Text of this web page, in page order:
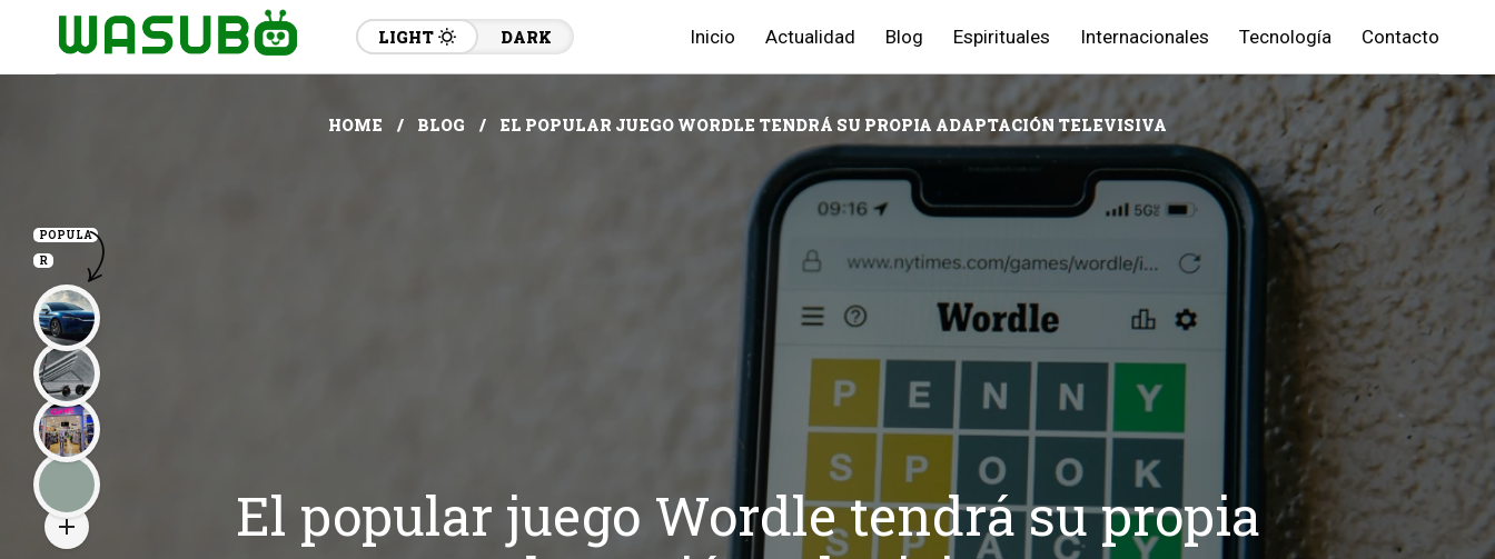
LIGHT DARK Inicio Actualidad Blog Espirituales Internacionales Tecnología Contacto
HOME BLOG EL POPULAR JUEGO WORDLE TENDRÁ SU PROPIA ADAPTACIÓN TELEVISIVA
El popular juego Wordle tendrá su propia
POPULA
R